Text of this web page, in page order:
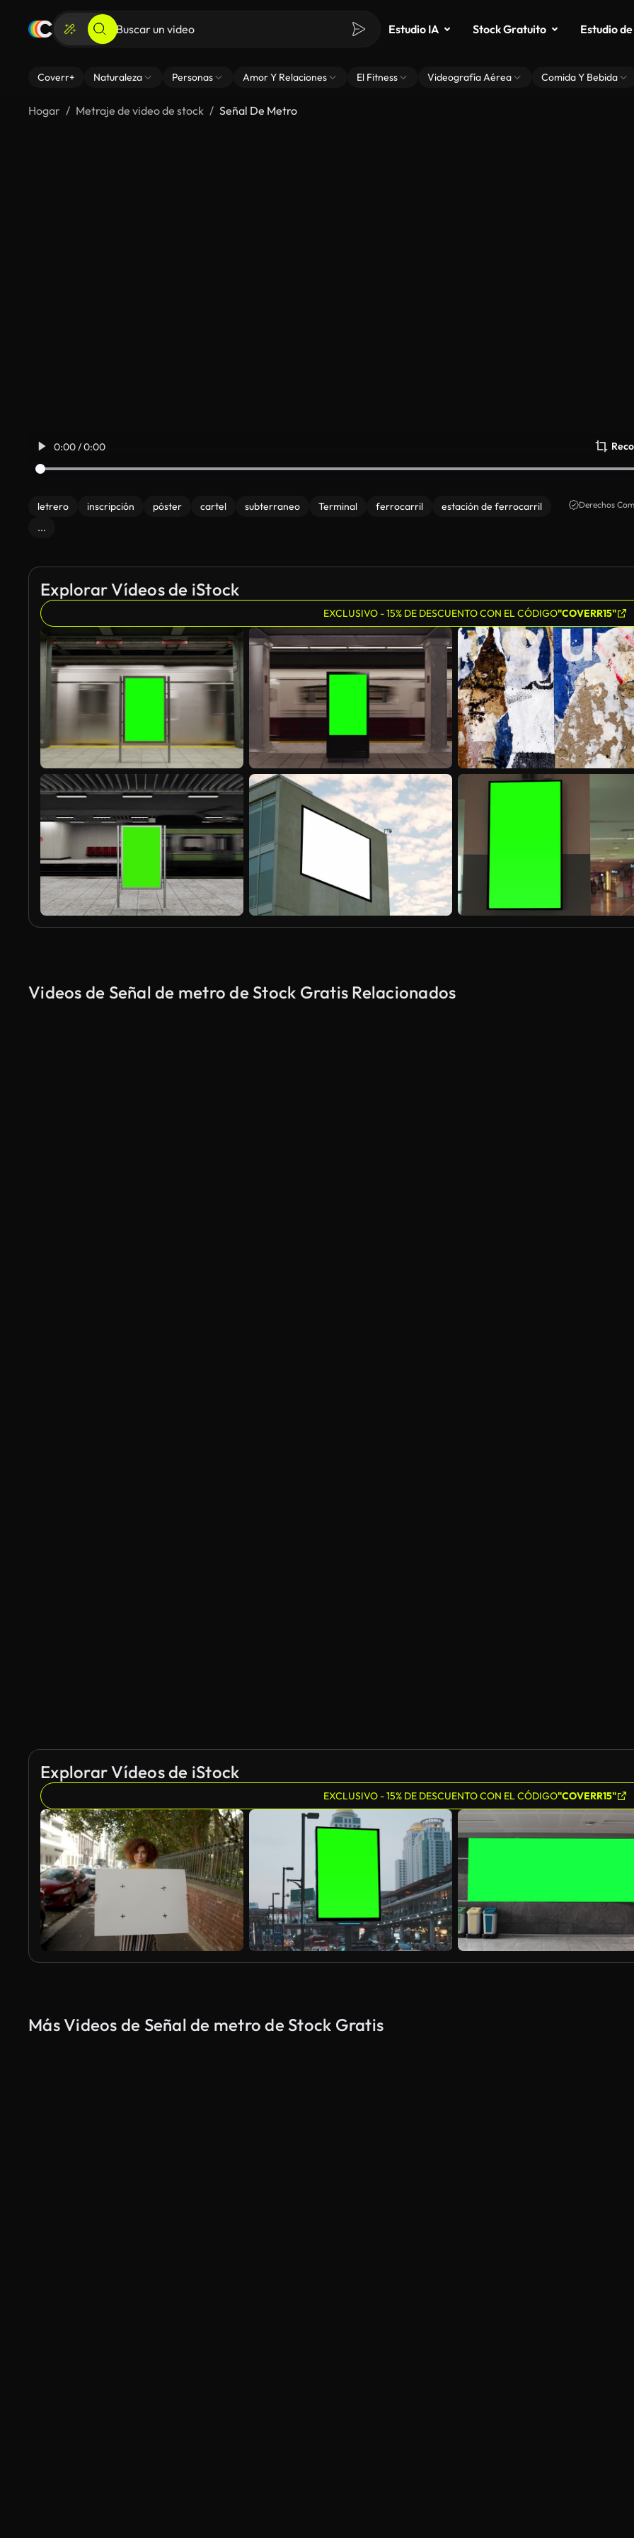
Estudio IA Stock Gratuito Estudio
Coverr+ Naturaleza Personas Amor Y Relaciones El Fitness Videografía Aérea Comida Y Bebida
Hogar Metraje de video de stock Señal De Metro
0:00 / 0:00
letrero inscripción póster cartel subterraneo Terminal ferrocarril
estación de ferrocarril
...
Derechos
Explorar Vídeos de iStock
EXCLUSIVO - 15% DE DESCUENTO CON EL CÓDIGO"COVERR15"
Videos de Señal de metro de Stock Gratis Relacionados
Explorar Vídeos de iStock
EXCLUSIVO - 15% DE DESCUENTO CON EL CÓDIGO"COVERR15"
Más Videos de Señal de metro de Stock Gratis